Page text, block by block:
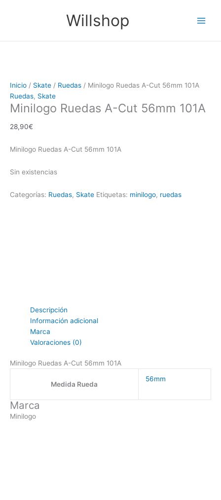
Willshop
Inicio / Skate / Ruedas / Minilogo Ruedas A-Cut 56mm 101A
Ruedas, Skate
Minilogo Ruedas A-Cut 56mm 101A
28,90€
Minilogo Ruedas A-Cut 56mm 101A
Sin existencias
Categorías: Ruedas, Skate Etiquetas: minilogo, ruedas
Descripción
Información adicional
Marca
Valoraciones (0)
Minilogo Ruedas A-Cut 56mm 101A
Medida Rueda
56mm
Marca
Minilogo